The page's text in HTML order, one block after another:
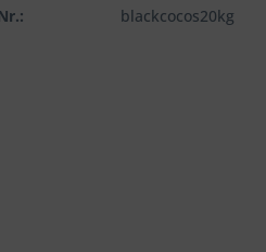
blackcocos20kg